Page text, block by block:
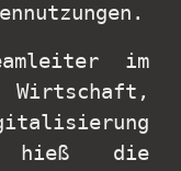
im
hieß die